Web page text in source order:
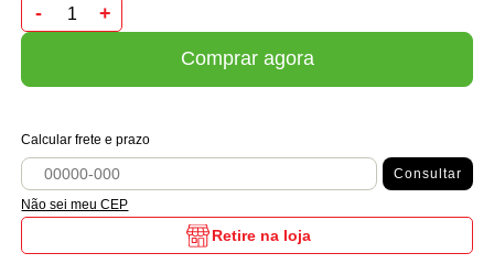
- +
Comprar agora
Calcular frete e prazo
Consultar
Não sei meu CEP
Retire na loja